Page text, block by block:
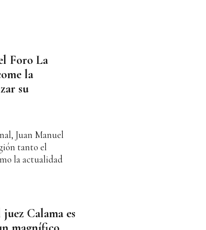
Foro La
la
su
Juan Manuel
tanto el
la actualidad
Calama es